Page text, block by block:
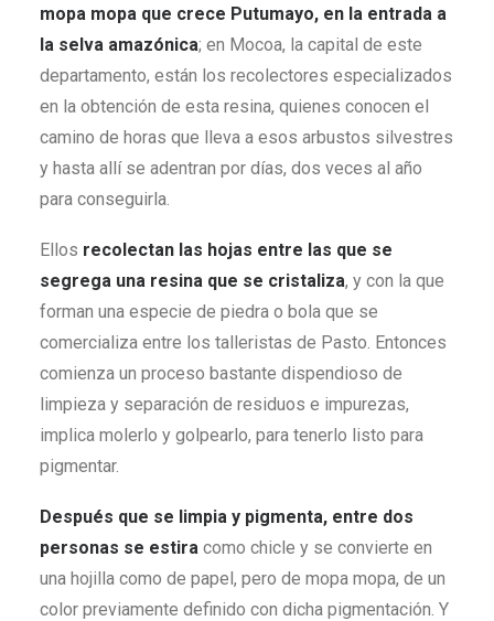
mopa mopa que crece Putumayo, en la entrada a
la selva amazónica; en Mocoa, la capital de este
departamento, están los recolectores especializados
en la obtención de esta resina, quienes conocen el
camino de horas que lleva a esos arbustos silvestres
y hasta allí se adentran por días, dos veces al año
para conseguirla.
Ellos recolectan las hojas entre las que se
segrega una resina que se cristaliza, y con la que
forman una especie de piedra o bola que se
comercializa entre los talleristas de Pasto. Entonces
comienza un proceso bastante dispendioso de
limpieza y separación de residuos e impurezas,
implica molerlo y golpearlo, para tenerlo listo para
pigmentar.
Después que se limpia y pigmenta, entre dos
personas se estira como chicle y se convierte en
una hojilla como de papel, pero de mopa mopa, de un
color previamente definido con dicha pigmentación. Y